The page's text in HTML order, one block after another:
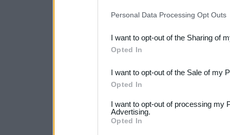
Downstream Participants
third parties.
Personal Data Processing Opt Outs
I want to opt-out of the Sharing of
Opted In
I want to opt-out of the Sale of my
Opted In
I want to opt-out of processing my
Advertising.
Opted In